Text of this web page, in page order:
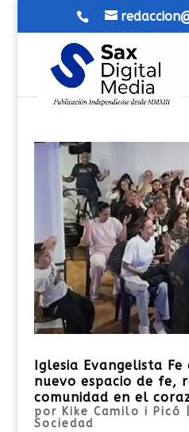
Iglesia Evangelista Fe
nuevo espacio de fe,
comunidad en el
por Kike Camilo i Picó
Sociedad